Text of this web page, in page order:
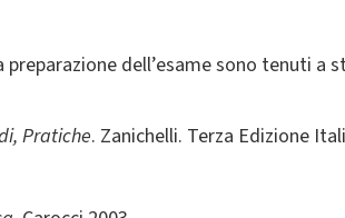
dell’esame sono tenuti a
Pratiche. Zanichelli. Terza Edizione